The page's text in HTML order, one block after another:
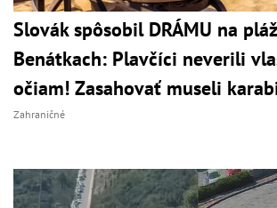
Slovák spôsobil DRÁMU na
Benátkach: Plavčíci neverili
očiam! Zasahovať museli
Zahraničné